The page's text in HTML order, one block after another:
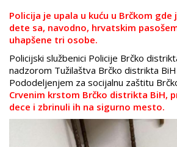
Policija je upala u kuću u Brčkom gde
dete sa, navodno, hrvatskim
uhapšene tri osobe.
Policijski službenici Policije Brčko
nadzorom Tužilaštva Brčko distrikta
Pododeljenjem za socijalnu zaštitu
Crvenim krstom Brčko distrikta BiH,
dece i zbrinuli ih na sigurno mesto.